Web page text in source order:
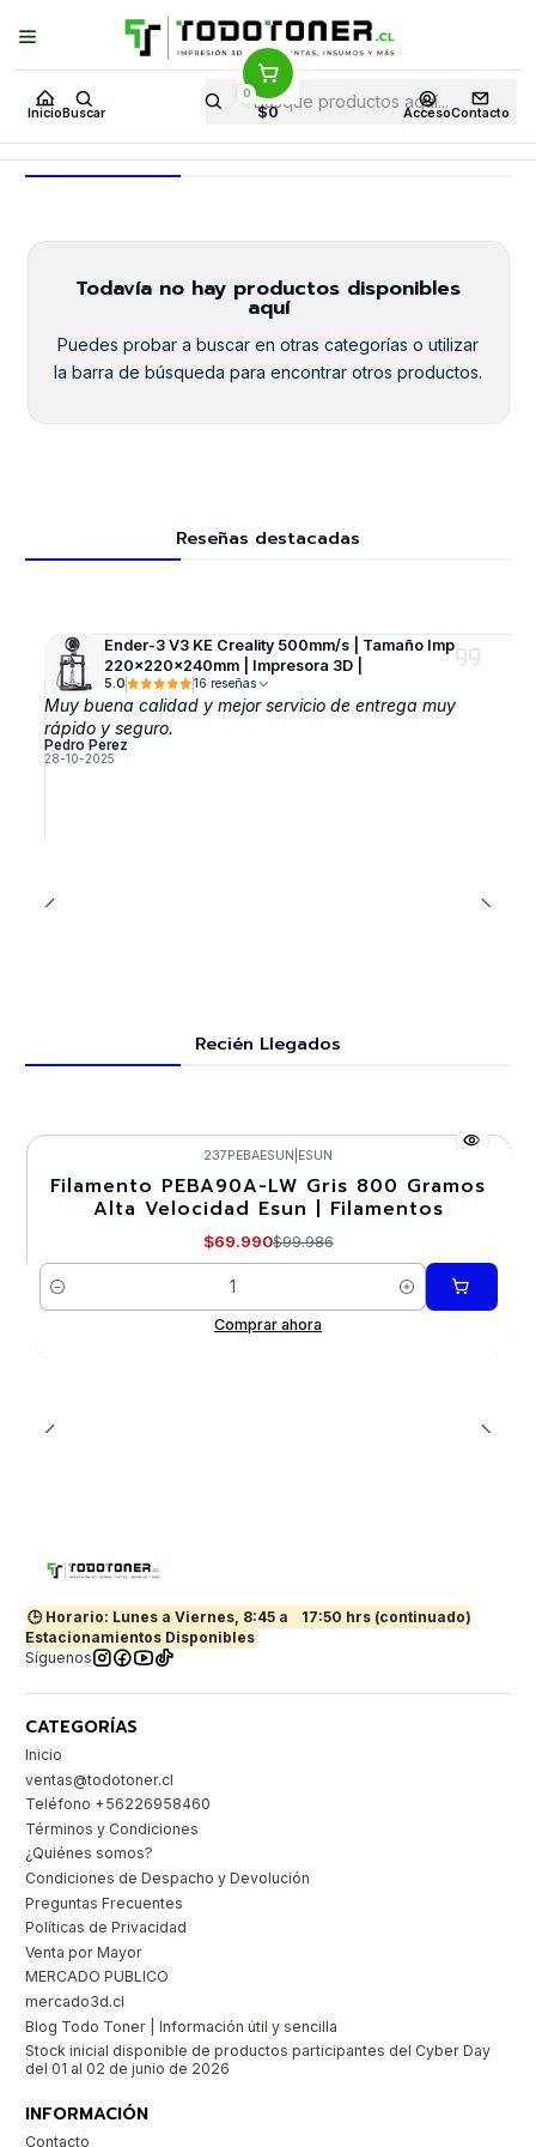
Inicio Buscar
0
$0 AccesoContacto
Puedes Elegir: Comprar enTienda· Despachoa Todo Chile · Retiro en
Tienda en24 Horas
Inicio Todo 3D Impresoras 3D DE GREDA ARCILLA CERÁMICA
DE GREDA ARCILLA CERÁMICA
Todavía no hay productos disponibles
aquí
Puedes probar a buscar en otras categorías o utilizar
la barra de búsqueda para encontrar otros productos.
Reseñas destacadas
Ender-3 V3 KE Creality 500mm/s | Tamaño Imp
220x220x240mm | Impresora 3D |
5.0 16 reseñas
Muy buena calidad y mejor servicio de entrega muy
rápido y seguro.
Pedro Perez
28-10-2025
Recién Llegados
-30%
237PEBAESUN ESUN
Filamento PEBA90A-LW Gris 800 Gramos
Alta Velocidad Esun | Filamentos
$69.990$99.986
Cantidad
Comprar ahora
🕒 Horario: Lunes a Viernes, 8:45 a
17:50 hrs (continuado)
Estacionamientos Disponibles
Síguenos
CATEGORÍAS
Inicio
ventas@todotoner.cl
Teléfono +56226958460
Términos y Condiciones
¿Quiénes somos?
Condiciones de Despacho y Devolución
Preguntas Frecuentes
Políticas de Privacidad
Venta por Mayor
MERCADO PUBLICO
mercado3d.cl
Blog Todo Toner | Información útil y sencilla
Stock inicial disponible de productos participantes del Cyber Day
del 01 al 02 de junio de 2026
INFORMACIÓN
Contacto